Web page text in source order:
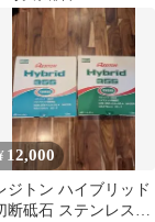
枚入
12,000
ジトン ハイブリッド
断砥石 ステンレス金